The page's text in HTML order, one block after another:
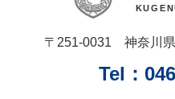
〒251‑0031 神奈川県
Tel：